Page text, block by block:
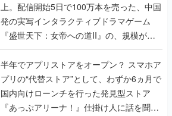
上。配信開始5日で100万本を売った、中国
発の実写インタラクティブドラマゲーム
『盛世天下：女帝への道II』の、規模が違
うこだわりをプロデューサーに聞いた
半年でアプリストアをオープン？ スマホア
プリの“代替ストア”として、わずか6ヵ月で
国内向けローンチを行った発見型ストア
『あっぷアリーナ！』仕掛け人に話を聞い